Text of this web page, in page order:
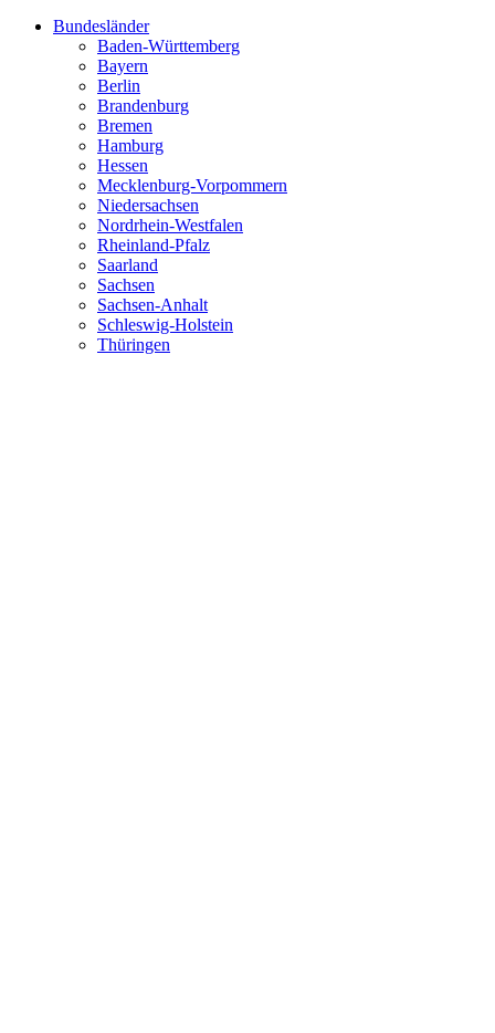
Bundesländer
Baden-Württemberg
Bayern
Berlin
Brandenburg
Bremen
Hamburg
Hessen
Mecklenburg-Vorpommern
Niedersachsen
Nordrhein-Westfalen
Rheinland-Pfalz
Saarland
Sachsen
Sachsen-Anhalt
Schleswig-Holstein
Thüringen